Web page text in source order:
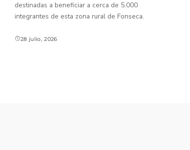
destinadas a beneficiar a cerca de 5.000
integrantes de esta zona rural de Fonseca.
28 julio, 2026